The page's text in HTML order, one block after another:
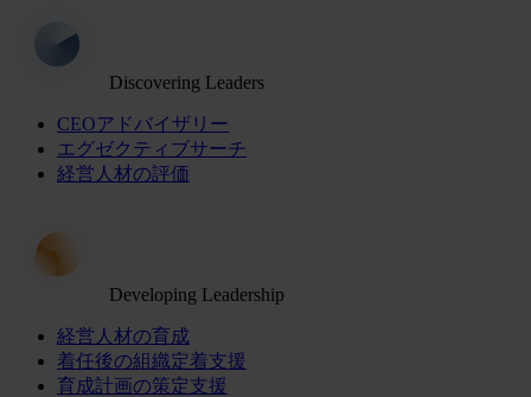
Discovering Leaders
CEOアドバイザリー
エグゼクティブサーチ
経営人材の評価
Developing Leadership
経営人材の育成
着任後の組織定着支援
育成計画の策定支援